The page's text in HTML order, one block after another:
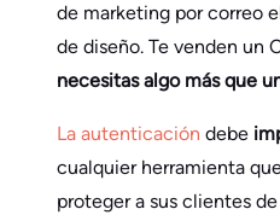
de marketing por correo
de diseño. Te venden un
necesitas algo más que
La autenticación debe
cualquier herramienta
proteger a sus clientes